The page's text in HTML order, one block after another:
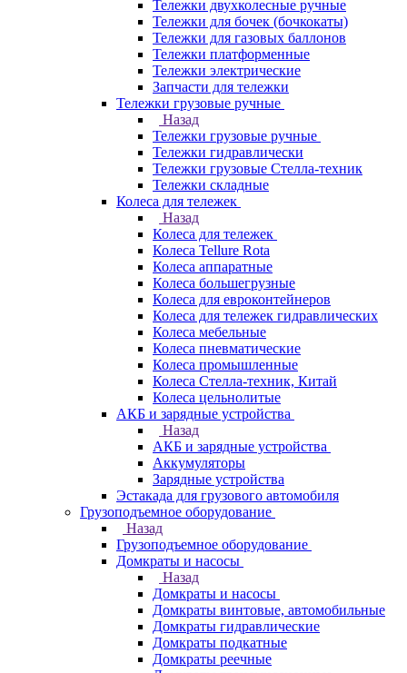
Тележки двухколесные ручные
Тележки для бочек (бочкокаты)
Тележки для газовых баллонов
Тележки платформенные
Тележки электрические
Запчасти для тележки
Тележки грузовые ручные
Назад
Тележки грузовые ручные
Тележки гидравлически
Тележки грузовые Стелла-техник
Тележки складные
Колеса для тележек
Назад
Колеса для тележек
Колеса Tellure Rota
Колеса аппаратные
Колеса большегрузные
Колеса для евроконтейнеров
Колеса для тележек гидравлических
Колеса мебельные
Колеса пневматические
Колеса промышленные
Колеса Стелла-техник, Китай
Колеса цельнолитые
АКБ и зарядные устройства
Назад
АКБ и зарядные устройства
Аккумуляторы
Зарядные устройства
Эстакада для грузового автомобиля
Грузоподъемное оборудование
Назад
Грузоподъемное оборудование
Домкраты и насосы
Назад
Домкраты и насосы
Домкраты винтовые, автомобильные
Домкраты гидравлические
Домкраты подкатные
Домкраты реечные